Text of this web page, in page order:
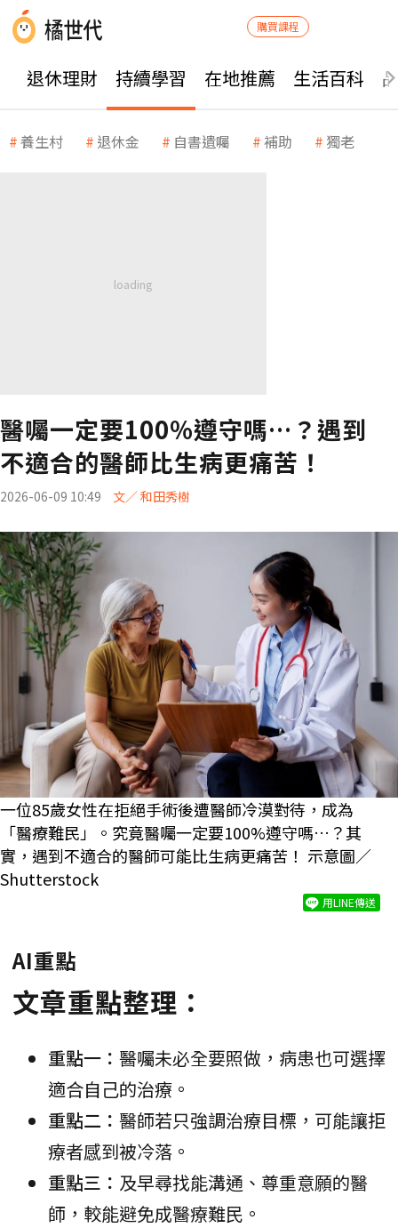
購買課程
退休理財 持續學習 在地推薦 生活百科
養生村 退休金 自書遺囑 補助 獨老
醫囑一定要100%遵守嗎…？遇到
不適合的醫師比生病更痛苦！
2026-06-09 10:49 文／ 和田秀樹
一位85歲女性在拒絕手術後遭醫師冷漠對待，成為
「醫療難民」。究竟醫囑一定要100%遵守嗎…？其
實，遇到不適合的醫師可能比生病更痛苦！ 示意圖／
Shutterstock
用LINE傳送
AI重點
文章重點整理：
重點一： 醫囑未必全要照做，病患也可選擇
適合自己的治療。
重點二： 醫師若只強調治療目標，可能讓拒
療者感到被冷落。
重點三： 及早尋找能溝通、尊重意願的醫
師，較能避免成醫療難民。